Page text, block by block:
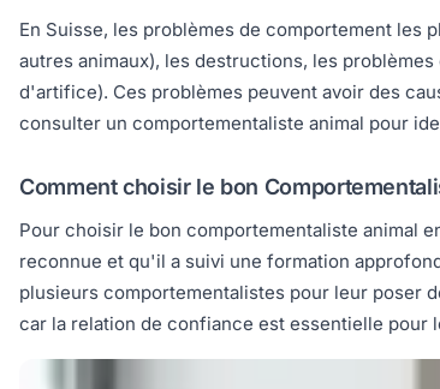
En Suisse, les problèmes de comportement les
autres animaux), les destructions, les
d'artifice). Ces problèmes peuvent avoir des
consulter un comportementaliste animal pour
Comment choisir le bon
Pour choisir le bon comportementaliste animal
reconnue et qu'il a suivi une formation
plusieurs comportementalistes pour leur poser
car la relation de confiance est essentielle pour